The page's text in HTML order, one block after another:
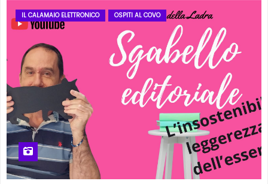
IL CALAMAIO ELETTRONICO OSPITI AL COVO